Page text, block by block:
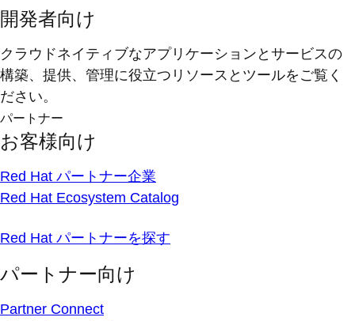
開発者向け
クラウドネイティブなアプリケーションとサービスの
構築、提供、管理に役立つリソースとツールをご覧く
ださい。
パートナー
お客様向け
Red Hat パートナー企業
Red Hat Ecosystem Catalog
Red Hat パートナーを探す
パートナー向け
Partner Connect